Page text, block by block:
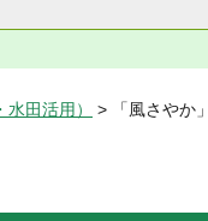
田活用） > 「風さやか